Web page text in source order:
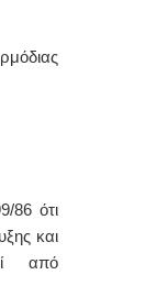
86 ότι
και
από